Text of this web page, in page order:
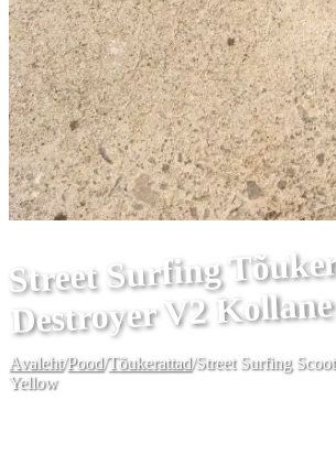
Street Surfing
Destroyer V2 Kollane
Avaleht/Pood/Tõukerattad/Street Surfing
Yellow